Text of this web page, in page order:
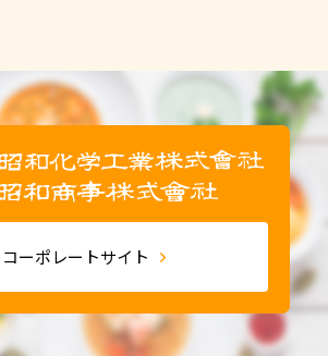
コーポレートサイト